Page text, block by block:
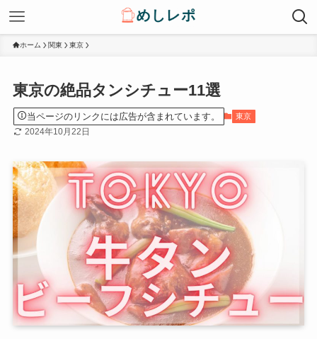
ホーム 関東 東京
東京の絶品タンシチュー11選
当ページのリンクには広告が含まれています。 東京
2024年10月22日